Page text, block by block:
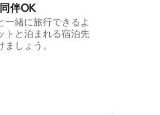
伴OK
一緒に旅行できるよ
トと泊まれる宿泊先
ましょう。